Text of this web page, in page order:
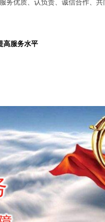
优质、认负责、诚信合作、共
高服务水平